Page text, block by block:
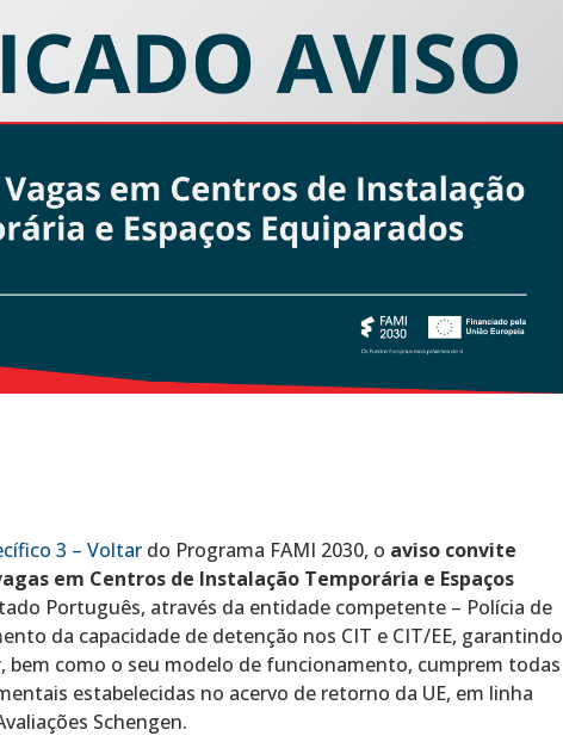
3 – Voltar do Programa FAMI 2030, o aviso convite
em Centros de Instalação Temporária e Espaços
Português, através da entidade competente – Polícia de
da capacidade de detenção nos CIT e CIT/EE, garantindo
bem como o seu modelo de funcionamento, cumprem todas
estabelecidas no acervo de retorno da UE, em linha
Schengen.